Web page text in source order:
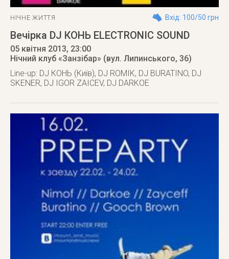
НІЧНЕ ЖИТТЯ Вхід: 100/50 грн
Вечірка DJ КОНЬ ELECTRONIC SOUND
05 квітня 2013, 23:00
Нічний клуб «Занзібар» (вул. Липинського, 36)
Line-up: DJ КОНЬ (Київ), DJ ROMIK, DJ BURATINO, DJ
SKENER, DJ IGOR ZAICEV, DJ DARKOE